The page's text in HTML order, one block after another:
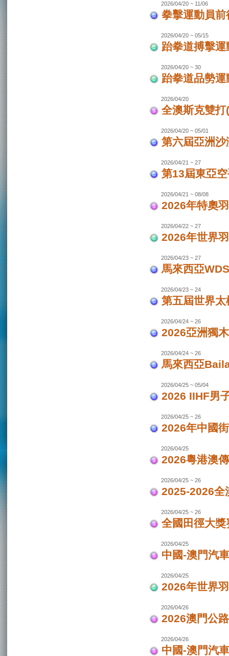
2026/04/20 ~ 11/06
拳擊運動員
2026/04/20 ~ 05/15
跆拳道搏擊
2026/04/20 ~ 30
跆拳道品勢
2026/04/20
全澳斯克雙
2026/04/20 ~ 05/01
第六屆亞洲
2026/04/21 ~ 27
第13屆東亞
2026/04/21 ~ 08/08
2026年特奧
2026/04/22 ~ 27
2026年世界
2026/04/23 ~ 27
馬來西亞
2026/04/23 ~ 24
第五屆世界
2026/04/24 ~ 26
2026亞洲獨
2026/04/24 ~ 26
馬來西亞
2026/04/25 ~ 05/04
2026 IIHF男
2026/04/25 ~ 26
2026年中國
2026/04/25
2026粵港澳
2026/04/25 ~ 26
2025-2026全
2026/04/25 ~ 26
全國田徑大獎
2026/04/25
中國-澳門汽
2026/04/25
2026年世界
2026/04/26
2026澳門公
2026/04/26
中國-澳門汽